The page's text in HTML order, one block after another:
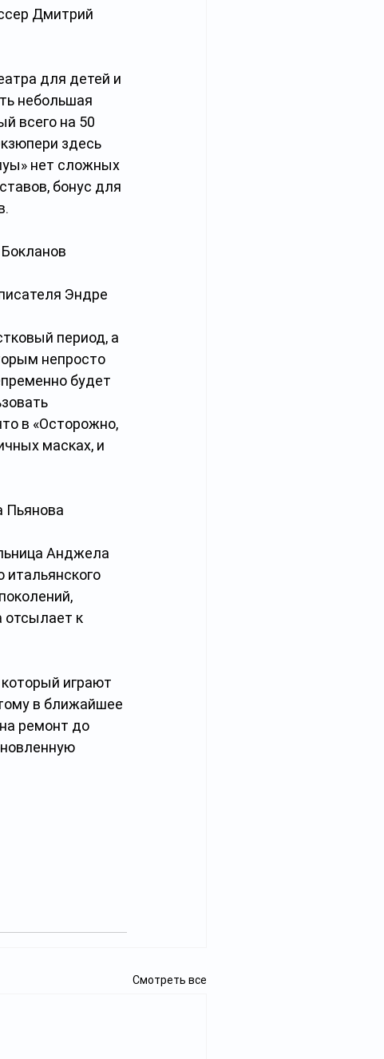
Дмитрий
для детей и
небольшая
всего на 50
здесь
нет сложных
бонус для
Эндре
период, а
непросто
будет
в «Осторожно,
масках, и
Пьянова
Анджела
итальянского
отсылает к
играют
в ближайшее
ремонт до
Смотреть все